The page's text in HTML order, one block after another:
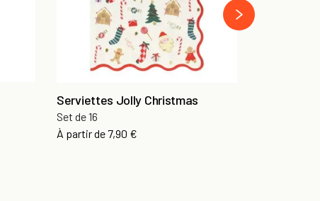
Serviettes Jolly Christmas
Set de 16
À partir de Prix
7,90 €
next